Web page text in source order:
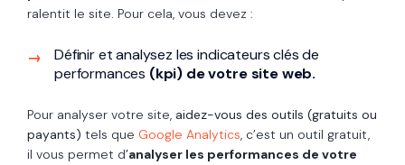
ralentit le site. Pour cela, vous devez :
Définir et analysez les indicateurs clés de
performances (kpi) de votre site web.
Pour analyser votre site, aidez-vous des outils (gratuits ou
payants) tels que Google Analytics, c’est un outil gratuit,
il vous permet d’analyser les performances de votre